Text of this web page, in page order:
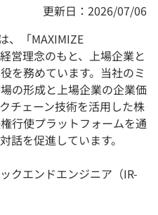
更新日：2026/07/06
、「MAXIMIZE
営理念のもと、上場企業と
を務めています。当社のミ
の形成と上場企業の企業価
チェーン技術を活用した株
行使プラットフォームを通
話を促進しています。
クエンドエンジニア（IR-